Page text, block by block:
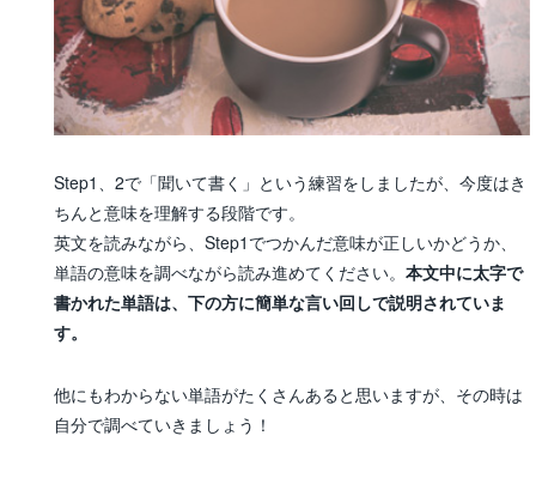
Step1、2で「聞いて書く」という練習をしましたが、今度はき
ちんと意味を理解する段階です。
英文を読みながら、Step1でつかんだ意味が正しいかどうか、
単語の意味を調べながら読み進めてください。 本文中に太字で
書かれた単語は、下の方に簡単な言い回しで説明されていま
す。
他にもわからない単語がたくさんあると思いますが、その時は
自分で調べていきましょう！